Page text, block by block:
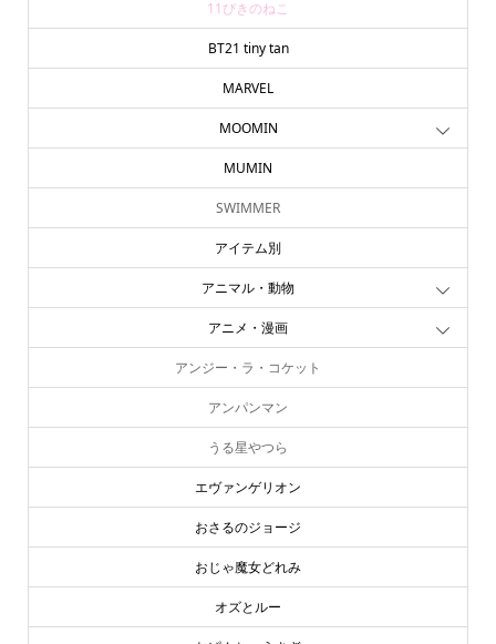
11ぴきのねこ
BT21 tiny tan
MARVEL
MOOMIN
MUMIN
SWIMMER
アイテム別
アニマル・動物
アニメ・漫画
アンジー・ラ・コケット
アンパンマン
うる星やつら
エヴァンゲリオン
おさるのジョージ
おじゃ魔女どれみ
オズとルー
online store company info contact us share me!